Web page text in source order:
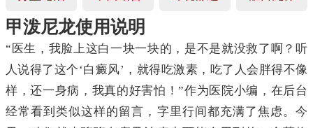
甲泼尼龙使用说明
“医生，我脸上这白一块一块的，是不是就没救了啊？听
人说得了这个‘白癜风’，就得吃激素，吃了人会胖得不像
样，还一身病，我真的好害怕！”作为医院小编，在后台
经常看到类似这样的留言，字里行间都充满了焦虑。今